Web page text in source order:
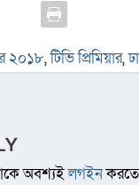
২০১৮,টিভি প্রিমিয়ার,
অবশ্যইলগইন